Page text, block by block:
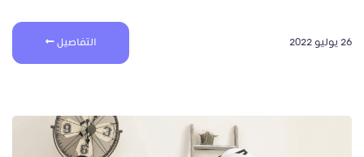
26 يوليو 2022 التفاصيل